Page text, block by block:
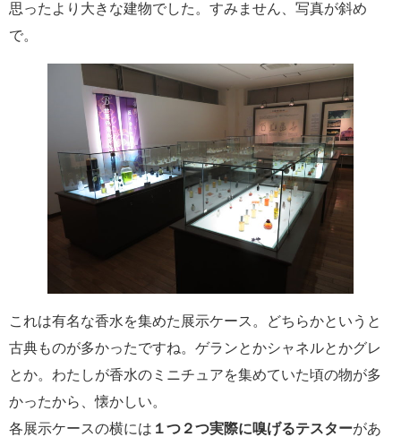
思ったより大きな建物でした。すみません、写真が斜め
で。
これは有名な香水を集めた展示ケース。どちらかというと
古典ものが多かったですね。ゲランとかシャネルとかグレ
とか。わたしが香水のミニチュアを集めていた頃の物が多
かったから、懐かしい。
各展示ケースの横には １つ２つ実際に嗅げるテスターがあ